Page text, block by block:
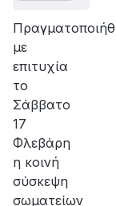
με
επιτυχία
το
Σάββατο
17
Φλεβάρη
η κοινή
σύσκεψη
σωματείων